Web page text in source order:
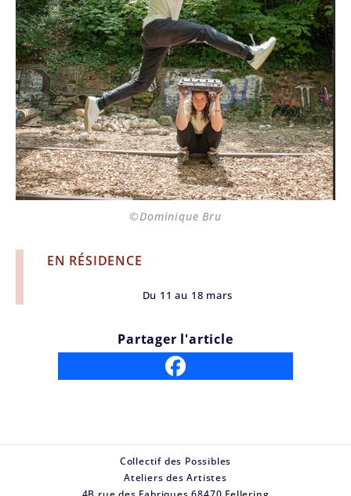
©Dominique Bru
EN RÉSIDENCE
Du 11 au 18 mars
Partager l'article
Collectif des Possibles
Ateliers des Artistes